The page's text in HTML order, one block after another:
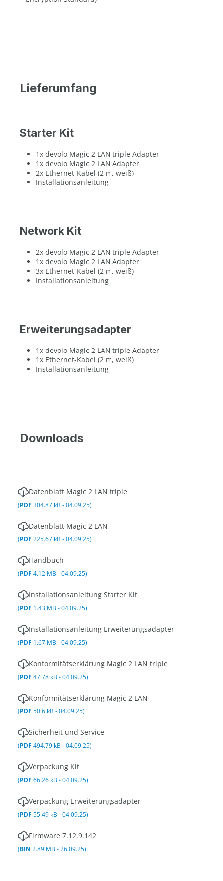
Lieferumfang
Starter Kit
1x devolo Magic 2 LAN triple Adapter
1x devolo Magic 2 LAN Adapter
2x Ethernet-Kabel (2 m, weiß)
Installationsanleitung
Network Kit
2x devolo Magic 2 LAN triple Adapter
1x devolo Magic 2 LAN Adapter
3x Ethernet-Kabel (2 m, weiß)
Installationsanleitung
Erweiterungsadapter
1x devolo Magic 2 LAN triple Adapter
1x Ethernet-Kabel (2 m, weiß)
Installationsanleitung
Downloads
Datenblatt Magic 2 LAN triple
(PDF 304.87 kB - 04.09.25)
Datenblatt Magic 2 LAN
(PDF 225.67 kB - 04.09.25)
Handbuch
(PDF 4.12 MB - 04.09.25)
Installationsanleitung Starter Kit
(PDF 1.43 MB - 04.09.25)
Installationsanleitung Erweiterungsadapter
(PDF 1.67 MB - 04.09.25)
Konformitätserklärung Magic 2 LAN triple
(PDF 47.78 kB - 04.09.25)
Konformitätserklärung Magic 2 LAN
(PDF 50.6 kB - 04.09.25)
Sicherheit und Service
(PDF 494.79 kB - 04.09.25)
Verpackung Kit
(PDF 66.26 kB - 04.09.25)
Verpackung Erweiterungsadapter
(PDF 55.49 kB - 04.09.25)
Firmware 7.12.9.142
(BIN 2.89 MB - 26.09.25)